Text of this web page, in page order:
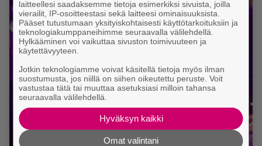
laitteellesi saadaksemme tietoja esimerkiksi sivuista, joilla
vierailit, IP-osoitteestasi sekä laitteesi ominaisuuksista.
Pääset tutustumaan yksityiskohtaisesti käyttötarkoituksiin ja
teknologiakumppaneihimme seuraavalla välilehdellä.
Hylkääminen voi vaikuttaa sivuston toimivuuteen ja
käytettävyyteen.
Jotkin teknologiamme voivat käsitellä tietoja myös ilman
suostumusta, jos niillä on siihen oikeutettu peruste. Voit
vastustaa tätä tai muuttaa asetuksiasi milloin tahansa
seuraavalla välilehdellä.
Hyväksyn kaikki
Omat valintani